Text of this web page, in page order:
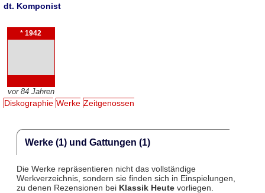
dt. Komponist
* 1942
vor 84 Jahren
Diskographie Werke Zeitgenossen
Werke (1) und Gattungen (1)
Die Werke repräsentieren nicht das vollständige
Werkverzeichnis, sondern sie finden sich in Einspielungen,
zu denen Rezensionen bei Klassik Heutevorliegen.